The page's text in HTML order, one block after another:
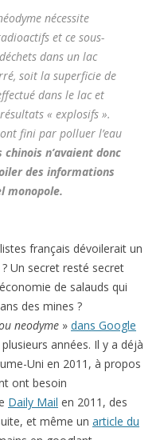
nécessite
et ce sous-
dans un lac
soit la superficie de
dans le lac et
« explosifs ».
fini par polluer l’eau
n’avaient donc
des informations
monopole.
français dévoilerait un
Un secret resté secret
de salauds qui
des mines ?
neodyme » dans Google
années. Il y a déjà
Uni en 2011, à propos
ont besoin
Daily Mail en 2011, des
et même un article du